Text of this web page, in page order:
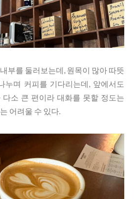
부를 둘러보는데, 원목이 많아 따뜻
누며 커피를 기다리는데, 앞에서도
소 큰 편이라 대화를 못할 정도는
어려울 수 있다.